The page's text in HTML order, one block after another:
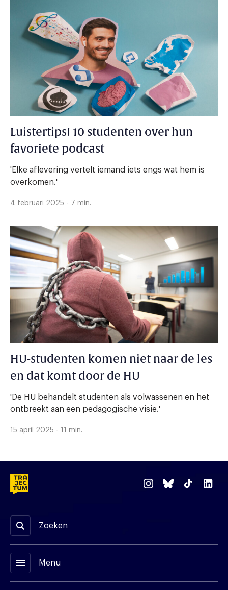
Luistertips! 10 studenten over hun
favoriete podcast
'Elke aflevering vertelt iemand iets engs wat hem is
overkomen.'
4 februari 2025 - 7 min.
HU-studenten komen niet naar de les
en dat komt door de HU
'De HU behandelt studenten als volwassenen en het
ontbreekt aan een pedagogische visie.'
15 april 2025 - 11 min.
Zoeken
menu Menu